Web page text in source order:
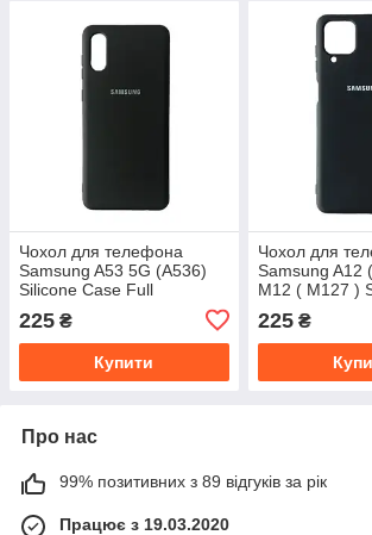
Чохол для телефона
Samsung A53 5G (A536)
Silicone Case Full
225 ₴
Купити
Чохол для
Samsung A12
M12 ( M127 )
225₴
Про нас
99% позитивних з 89 відгуків за рік
Працює з 19.03.2020